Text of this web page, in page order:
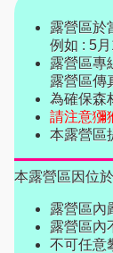
露營區於
例如 : 5
露營區專
露營區傳
為確保森
請注意獼
本露營區
本露營區因位
露營區內
露營區內
不可任意